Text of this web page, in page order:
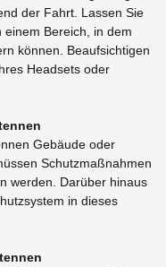
der Fahrt. Lassen Sie
Bereich, in dem
können. Beaufsichtigen
Headsets oder
Gebäude oder
Schutzmaßnahmen
werden. Darüber hinaus
in dieses